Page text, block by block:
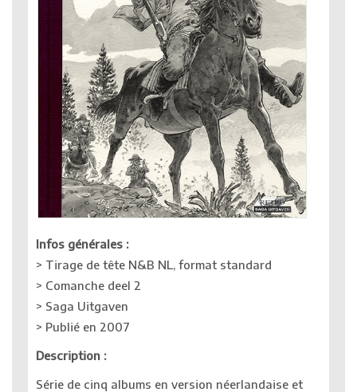
Infos générales :
> Tirage de tête N&B NL, format standard
> Comanche deel 2
> Saga Uitgaven
> Publié en 2007
Description :
Série de cinq albums en version néerlandaise et